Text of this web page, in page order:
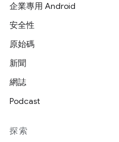
企業專用 Android
安全性
原始碼
新聞
網誌
Podcast
探索